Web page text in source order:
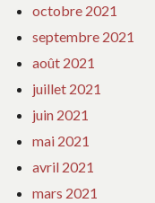
octobre 2021
septembre 2021
août 2021
juillet 2021
juin 2021
mai 2021
avril 2021
mars 2021